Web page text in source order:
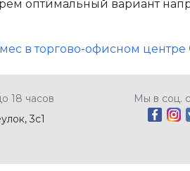
оптимальный вариант
в торгово-офисном
18 часов
3с1
Мы в соц.